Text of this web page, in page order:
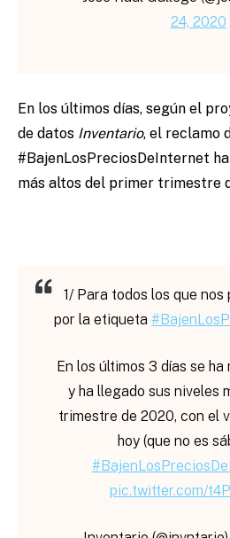
24, 2020
En los últimos días, según el
de datos Inventario, el reclamo
#BajenLosPreciosDeInternet
más altos del primer trimestre
1/ Para todos los que
por la etiqueta
En los últimos 3 días se
y ha llegado sus niveles
trimestre de 2020, con el
hoy (que no es
pic.twitter.com/